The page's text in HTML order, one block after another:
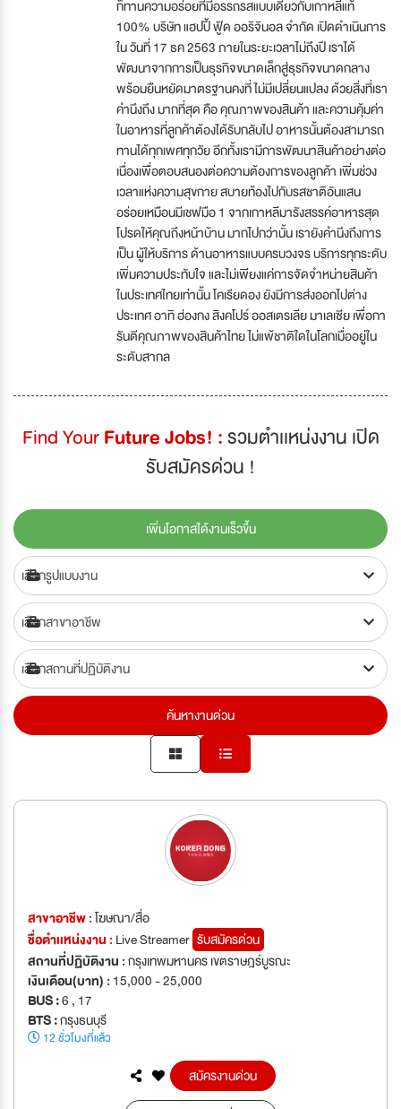
ก็ทานความอร่อยที่มีอรรถรสแบบเดียวกับเกาหลีแท้
100% บริษัท แฮปปี้ ฟู้ด ออริจินอล จำกัด เปิดดำเนินการ
ใน วันที่ 17 ธค 2563 ภายในระยะเวลาไม่ถึงปี เราได้
พัฒนาจากการเป็นธุรกิจขนาดเล็กสู่ธุรกิจขนาดกลาง
พร้อมยืนหยัดมาตรฐานคงที่ ไม่มีเปลี่ยนแปลง ด้วยสิ่งที่เรา
คำนึงถึง มากที่สุด คือ คุณภาพของสินค้า และความคุ้มค่า
ในอาหารที่ลูกค้าต้องได้รับกลับไป อาหารนั้นต้องสามารถ
ทานได้ทุกเพศทุกวัย อีกทั้งเรามีการพัฒนาสินค้าอย่างต่อ
เนื่องเพื่อตอบสนองต่อความต้องการของลูกค้า เพิ่มช่วง
เวลาแห่งความสุขกาย สบายท้องไปกับรสชาติอันแสน
อร่อยเหมือนมีเชฟมือ 1 จากเกาหลีมารังสรรค์อาหารสุด
โปรดให้คุณถึงหน้าบ้าน มากไปกว่านั้น เรายังคำนึงถึงการ
เป็น ผู้ให้บริการ ด้านอาหารแบบครบวงจร บริการทุกระดับ
เพิ่มความประทับใจ และไม่เพียงแค่การจัดจำหน่ายสินค้า
ในประเทศไทยเท่านั้น โคเรียดอง ยังมีการส่งออกไปต่าง
ประเทศ อาทิ ฮ่องกง สิงคโปร์ ออสเตรเลีย มาเลเซีย เพื่อกา
รันตีคุณภาพของสินค้าไทย ไม่แพ้ชาติใดในโลกเมื่ออยู่ใน
ระดับสากล
Find YourFuture Jobs! :รวมตำเเหน่งงาน เปิด
รับสมัครด่วน !
เพิ่มโอกาสได้งานเร็วขึ้น
ค้นหางานด่วน
สาขาอาชีพ :โฆษณา/สื่อ
ชื่อตำเเหน่งงาน : Live Streamer รับสมัครด่วน
สถานที่ปฏิบัติงาน :กรุงเทพมหานคร เขตราษฎร์บูรณะ
เงินเดือน(บาท) : 15,000 - 25,000
BUS :6 , 17
BTS :กรุงธนบุรี
12 ชั่วโมงที่แล้ว
สมัครงานด่วน